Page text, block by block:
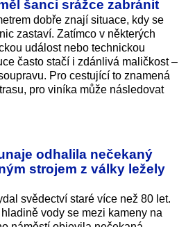
šanci srážce zabránit
dobře znají situace, kdy se
zastaví. Zatímco v některých
událost nebo technickou
často stačí i zdánlivá maličkost –
Pro cestující to znamená
pro viníka může následovat
odhalila nečekaný
strojem z války ležely
svědectví staré více než 80 let.
vody se mezi kameny na